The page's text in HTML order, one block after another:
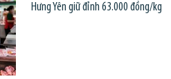
Hưng Yên giữ đỉnh 63.000 đồng/kg